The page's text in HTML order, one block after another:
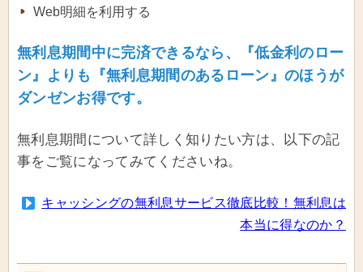
Web明細を利用する
無利息期間中に完済できるなら、『低金利のロー
ン』よりも『無利息期間のあるローン』のほうが
ダンゼンお得です。
無利息期間について詳しく知りたい方は、以下の記
事をご覧になってみてくださいね。
キャッシングの無利息サービス徹底比較！無利息は
本当に得なのか？